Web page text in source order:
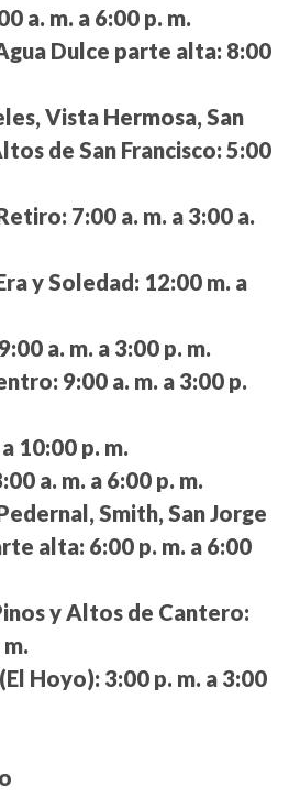
a. m. a 6:00 p. m.
Dulce parte alta: 8:00
Vista Hermosa, San
de San Francisco: 5:00
7:00 a. m. a 3:00 a.
y Soledad: 12:00 m. a
9:00 a. m. a 3:00 p. m.
9:00 a. m. a 3:00 p.
10:00 p. m.
a. m. a 6:00 p. m.
Smith, San Jorge
alta: 6:00 p. m. a 6:00
y Altos de Cantero:
Hoyo): 3:00 p. m. a 3:00